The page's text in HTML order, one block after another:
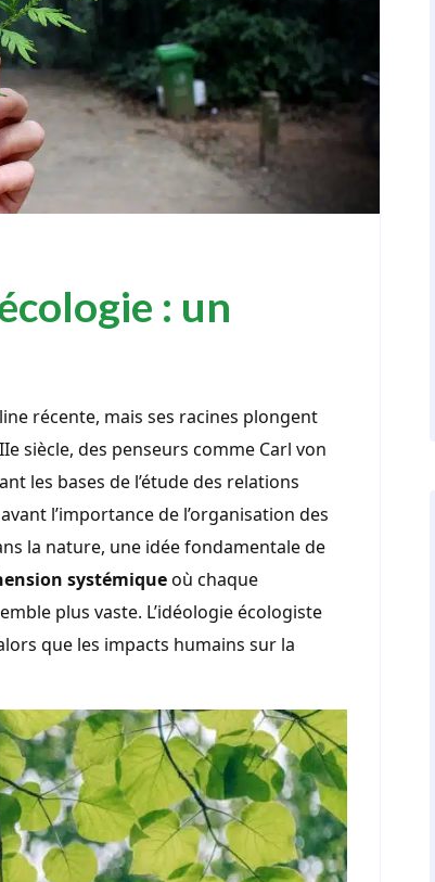
: un
récente, mais ses racines plongent
siècle, des penseurs comme Carl von
les bases de l’étude des relations
l’importance de l’organisation des
la nature, une idée fondamentale de
systémiqueoù chaque
plus vaste. L’idéologie écologiste
que les impacts humains sur la